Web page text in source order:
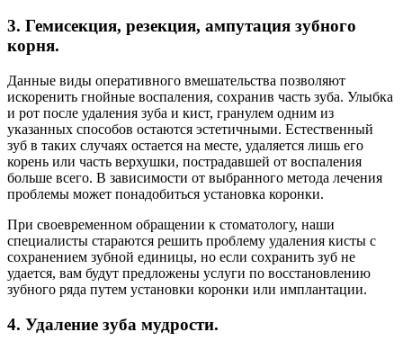
3. Гемисекция, резекция, ампутация зубного
корня.
Данные виды оперативного вмешательства позволяют
искоренить гнойные воспаления, сохранив часть зуба. Улыбка
и рот после удаления зуба и кист, гранулем одним из
указанных способов остаются эстетичными. Естественный
зуб в таких случаях остается на месте, удаляется лишь его
корень или часть верхушки, пострадавшей от воспаления
больше всего. В зависимости от выбранного метода лечения
проблемы может понадобиться установка коронки.
При своевременном обращении к стоматологу, наши
специалисты стараются решить проблему удаления кисты с
сохранением зубной единицы, но если сохранить зуб не
удается, вам будут предложены услуги по восстановлению
зубного ряда путем установки коронки или имплантации.
4. Удаление зуба мудрости.